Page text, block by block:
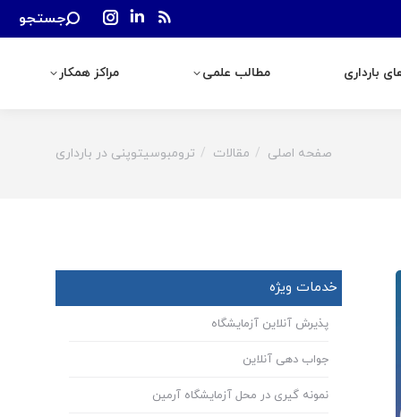
Rss
Linkedin
opens
Instagram
opens
window
Search:
جستجو
بارداری مطالب علمی مراکز همکار
You are here:
صفحه اصلی مقالات ترومبوسیتوپنی در بارداری
خدمات ویژه
پذیرش آنلاین آزمایشگاه
جواب دهی آنلاین
نمونه گیری در محل آزمایشگاه آرمین
مراکز همکار